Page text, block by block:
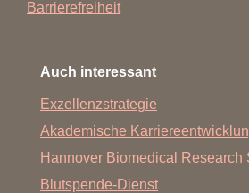
Barrierefreiheit
Auch interessant
Exzellenzstrategie
Akademische
Hannover Biomedical Research
Blutspende-Dienst